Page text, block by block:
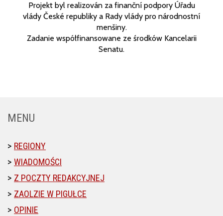
Projekt byl realizován za finanční podpory Úřadu
vlády České republiky a Rady vlády pro národnostní
menšiny.
Zadanie współfinansowane ze środków Kancelarii
Senatu.
MENU
REGIONY
WIADOMOŚCI
Z POCZTY REDAKCYJNEJ
ZAOLZIE W PIGUŁCE
OPINIE